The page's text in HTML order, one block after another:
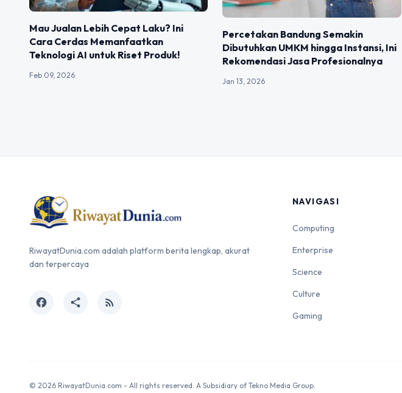
Mau Jualan Lebih Cepat Laku? Ini
Cara Cerdas Memanfaatkan
Teknologi AI untuk Riset Produk!
Feb 09, 2026
Percetakan Bandung Semakin
Dibutuhkan UMKM hingga Instansi, Ini
Rekomendasi Jasa Profesionalnya
Jan 13, 2026
RiwayatDunia.com adalah platform berita lengkap, akurat
dan terpercaya
facebook share rss_feed
NAVIGASI
Computing
Enterprise
Science
Culture
Gaming
© 2026 RiwayatDunia.com - All rights reserved. A Subsidiary of Tekno Media Group.